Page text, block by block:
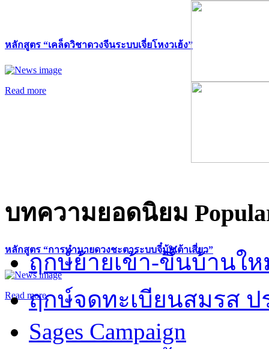
หลักสูตร “เคล็ดวิชาดวงจีนระบบเจี่ยโหงวเฮ้ง”
Read more
หลักสูตร “การทำนายดวงชะตาระบบจี๋มุ้ยเต้าเสี่ยว”
Read more
บทความยอดนิยม
ฤกษ์ย้ายเข้า-ขึ้นบ้านให
ฤกษ์จดทะเบียนสมรส ป
Sages Campaign